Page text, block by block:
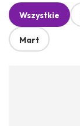
Wszystkie
Mart